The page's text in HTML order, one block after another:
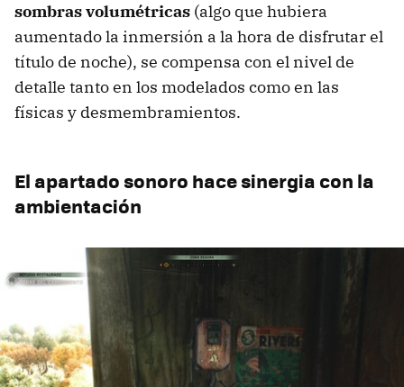
sombras volumétricas (algo que hubiera
aumentado la inmersión a la hora de disfrutar el
título de noche), se compensa con el nivel de
detalle tanto en los modelados como en las
físicas y desmembramientos.
El apartado sonoro hace sinergia con la
ambientación